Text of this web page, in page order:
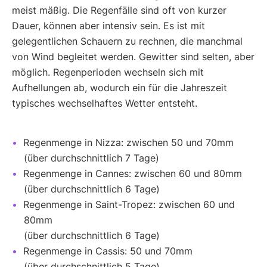
meist mäßig. Die Regenfälle sind oft von kurzer
Dauer, können aber intensiv sein. Es ist mit
gelegentlichen Schauern zu rechnen, die manchmal
von Wind begleitet werden. Gewitter sind selten, aber
möglich. Regenperioden wechseln sich mit
Aufhellungen ab, wodurch ein für die Jahreszeit
typisches wechselhaftes Wetter entsteht.
Regenmenge in Nizza: zwischen 50 und 70mm
(über durchschnittlich 7 Tage)
Regenmenge in Cannes: zwischen 60 und 80mm
(über durchschnittlich 6 Tage)
Regenmenge in Saint-Tropez: zwischen 60 und
80mm
(über durchschnittlich 6 Tage)
Regenmenge in Cassis: 50 und 70mm